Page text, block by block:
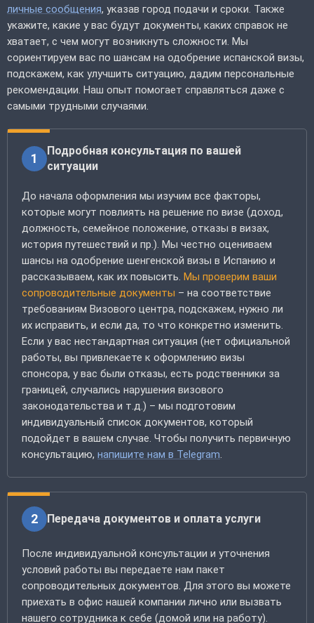
личные сообщения, указав город подачи и сроки. Также
укажите, какие у вас будут документы, каких справок не
хватает, с чем могут возникнуть сложности. Мы
сориентируем вас по шансам на одобрение испанской визы,
подскажем, как улучшить ситуацию, дадим персональные
рекомендации. Наш опыт помогает справляться даже с
самыми трудными случаями.
1
Подробная консультация по вашей
ситуации
До начала оформления мы изучим все факторы,
которые могут повлиять на решение по визе (доход,
должность, семейное положение, отказы в визах,
история путешествий и пр.). Мы честно оцениваем
шансы на одобрение шенгенской визы в Испанию и
рассказываем, как их повысить. Мы проверим ваши
сопроводительные документы – на соответствие
требованиям Визового центра, подскажем, нужно ли
их исправить, и если да, то что конкретно изменить.
Если у вас нестандартная ситуация (нет официальной
работы, вы привлекаете к оформлению визы
спонсора, у вас были отказы, есть родственники за
границей, случались нарушения визового
законодательства и т.д.) – мы подготовим
индивидуальный список документов, который
подойдет в вашем случае. Чтобы получить первичную
консультацию, напишите нам в Telegram.
2 Передача документов и оплата услуги
После индивидуальной консультации и уточнения
условий работы вы передаете нам пакет
сопроводительных документов. Для этого вы можете
приехать в офис нашей компании лично или вызвать
нашего сотрудника к себе (домой или на работу).